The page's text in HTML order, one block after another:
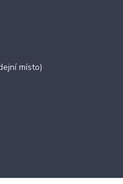
místo)